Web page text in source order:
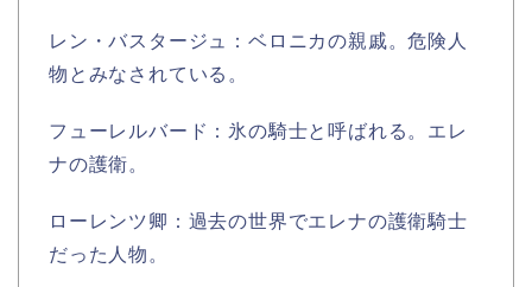
レン・バスタージュ：ベロニカの親戚。危険人
物とみなされている。
フューレルバード：氷の騎士と呼ばれる。エレ
ナの護衛。
ローレンツ卿：過去の世界でエレナの護衛騎士
だった人物。